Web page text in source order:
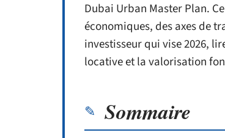
Dubai Urban Master Plan.
économiques, des axes de
investisseur qui vise 2026,
locative et la valorisation
Sommaire